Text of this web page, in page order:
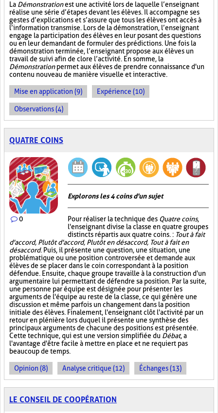
La Démonstrationest une activité lors de laquelle l’enseignant
réalise une série d’étapes devant les élèves. Il accompagne ses
gestes d’explications et s’assure que tous les élèves ont accès à
l’information transmise. Lors de la démonstration, l’enseignant
engage la participation des élèves en leur posant des questions
ou en leur demandant de formuler des prédictions. Une fois la
démonstration terminée, l’enseignant propose aux élèves un
travail de suivi afin de clore l’activité. En somme, la
Démonstrationpermet aux élèves de prendre connaissance d'un
contenu nouveau de manière visuelle et interactive.
Mise en application (9) Expérience (10)
Observations (4)
QUATRE COINS
0
Explorons les 4 coins d'un sujet
Pour réaliser la technique des Quatre coins,
l'enseignant divise la classe en quatre groupes
distincts répartis aux quatre coins. : Tout à fait
d'accord, Plutôt d'accord, Plutôt en désaccord, Tout à fait en
désaccord. Puis, il présente une question, une situation, une
problématique ou une position controversée et demande aux
élèves de se placer dans le coin correspondant à la position
défendue. Ensuite, chaque groupe travaille à la construction d'un
argumentaire lui permettant de défendre sa position. Par la suite,
une personne par équipe est désignée pour présenter les
arguments de l'équipe au reste de la classe, ce qui génère une
discussion et même parfois un changement dans la position
initiale des élèves. Finalement, l'enseignant clôt l'activité par un
retour en plénière lors duquel il présente une synthèse des
principaux arguments de chacune des positions est présentée.
Cette technique, qui est une version simplifiée du Débat, a
l'avantage d'être facile à mettre en place et ne requiert pas
beaucoup de temps.
Opinion (8) Analyse critique (12) Échanges (13)
LE CONSEIL DE COOPÉRATION